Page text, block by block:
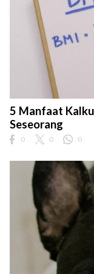
5 Manfaat
Seseorang
0 0 0